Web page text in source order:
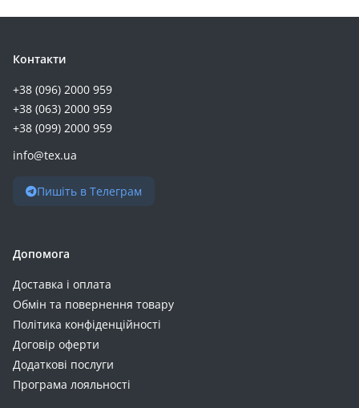
Контакти
+38 (096) 2000 959
+38 (063) 2000 959
+38 (099) 2000 959
info@tex.ua
Пишіть в Телеграм
Допомога
Доставка і оплата
Обмін та повернення товару
Політика конфіденційності
Договір оферти
Додаткові послуги
Програма лояльності